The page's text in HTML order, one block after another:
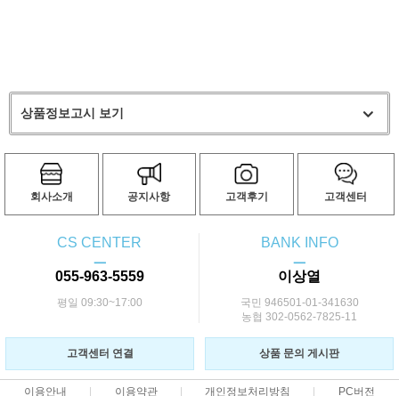
상품정보고시 보기
회사소개 공지사항 고객후기 고객센터
CS CENTER
ㅡ
055-963-5559
평일 09:30~17:00
BANK INFO
ㅡ
이상열
국민 946501-01-341630
농협 302-0562-7825-11
고객센터 연결 상품 문의 게시판
이용안내 이용약관 개인정보처리방침 PC버전